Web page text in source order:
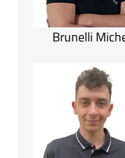
Brunelli